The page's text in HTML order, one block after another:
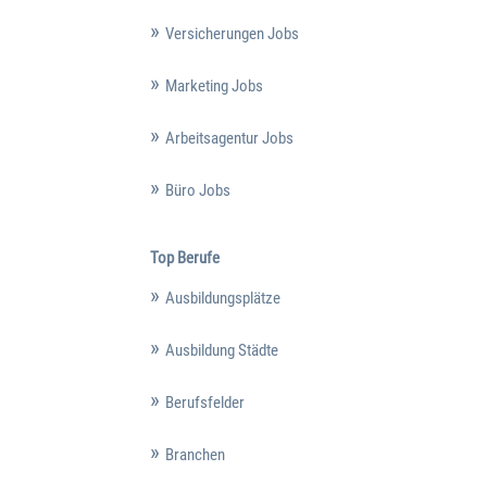
Versicherungen Jobs
Marketing Jobs
Arbeitsagentur Jobs
Büro Jobs
Top Berufe
Ausbildungsplätze
Ausbildung Städte
Berufsfelder
Branchen